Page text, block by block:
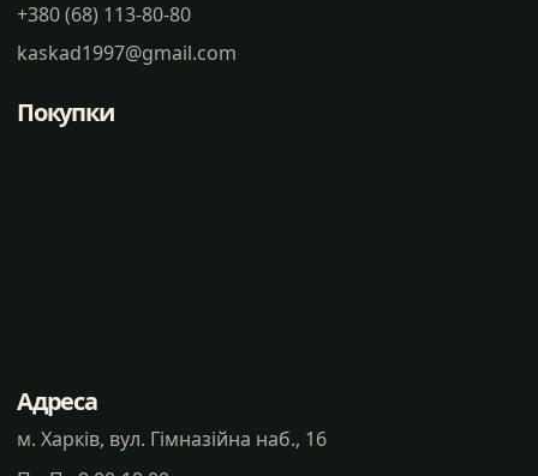
+380 (68) 113-80-80
kaskad1997@gmail.com
Покупки
Адреса
м. Харків, вул. Гімназійна наб., 16